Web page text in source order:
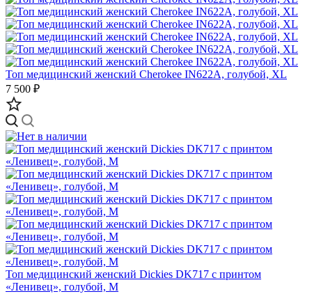
Топ медицинский женский Cherokee IN622A, голубой, XL
7 500 ₽
Топ медицинский женский Dickies DK717 с принтом
«Ленивец», голубой, M